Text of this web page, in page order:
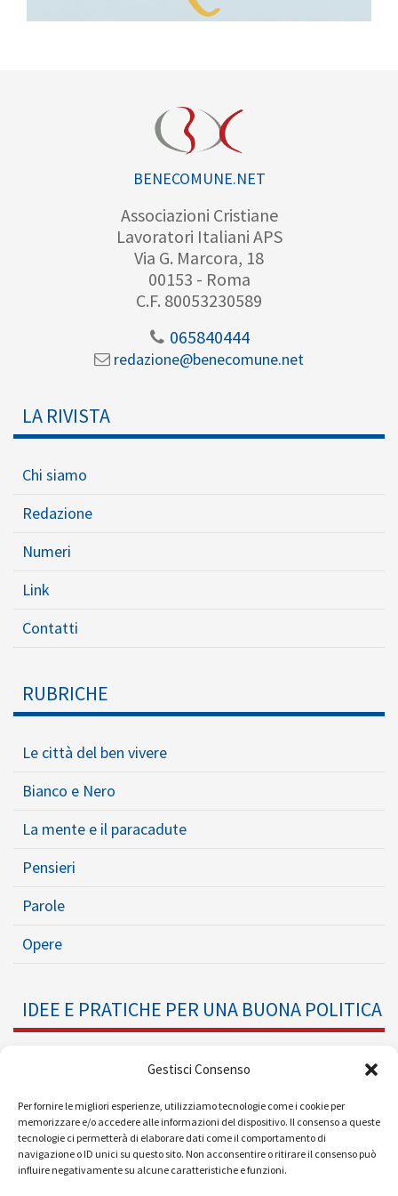
Gestisci Consenso
Per fornire le migliori esperienze, utilizziamo tecnologie come i cookie per
memorizzare e/o accedere alle informazioni del dispositivo. Il consenso a queste
tecnologie ci permetterà di elaborare dati come il comportamento di
navigazione o ID unici su questo sito. Non acconsentire o ritirare il consenso può
influire negativamente su alcune caratteristiche e funzioni.
BENECOMUNE.NET
Associazioni Cristiane
Lavoratori Italiani APS
Via G. Marcora, 18
00153 - Roma
C.F. 80053230589
065840444
redazione@benecomune.net
LA RIVISTA
Chi siamo
Redazione
Numeri
Link
Contatti
RUBRICHE
Le città del ben vivere
Bianco e Nero
La mente e il paracadute
Pensieri
Parole
Opere
IDEE E PRATICHE PER UNA BUONA POLITICA
Formazione Politica
Eventi